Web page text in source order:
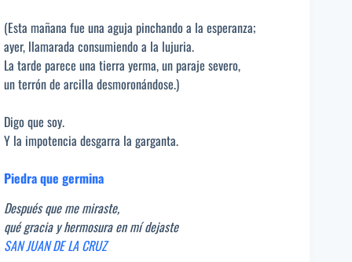
(Esta mañana fue una aguja pinchando a la esperanza;
ayer, llamarada consumiendo a la lujuria.
La tarde parece una tierra yerma, un paraje severo,
un terrón de arcilla desmoronándose.)
Digo que soy.
Y la impotencia desgarra la garganta.
Piedra que germina
Después que me miraste,
qué gracia y hermosura en mí dejaste
SAN JUAN DE LA CRUZ